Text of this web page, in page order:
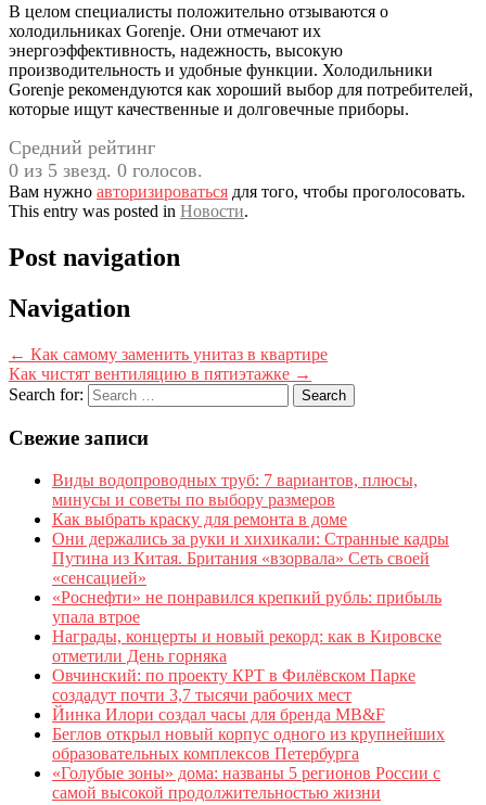
В целом специалисты положительно отзываются о
холодильниках Gorenje. Они отмечают их
энергоэффективность, надежность, высокую
производительность и удобные функции. Холодильники
Gorenje рекомендуются как хороший выбор для потребителей,
которые ищут качественные и долговечные приборы.
Средний рейтинг
0 из 5 звезд. 0 голосов.
Вам нужно авторизироваться для того, чтобы проголосовать.
This entry was posted in Новости.
Post navigation
Navigation
← Как самому заменить унитаз в квартире
Как чистят вентиляцию в пятиэтажке →
Search for:
Свежие записи
Виды водопроводных труб: 7 вариантов, плюсы,
минусы и советы по выбору размеров
Как выбрать краску для ремонта в доме
Они держались за руки и хихикали: Странные кадры
Путина из Китая. Британия «взорвала» Сеть своей
«сенсацией»
«Роснефти» не понравился крепкий рубль: прибыль
упала втрое
Награды, концерты и новый рекорд: как в Кировске
отметили День горняка
Овчинский: по проекту КРТ в Филёвском Парке
создадут почти 3,7 тысячи рабочих мест
Йинка Илори создал часы для бренда MB&F
Беглов открыл новый корпус одного из крупнейших
образовательных комплексов Петербурга
«Голубые зоны» дома: названы 5 регионов России с
самой высокой продолжительностью жизни